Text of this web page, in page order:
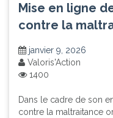
Mise en ligne
contre la
janvier 9, 2026
Valoris'Action
1400
Dans le cadre de son
contre la maltraitance